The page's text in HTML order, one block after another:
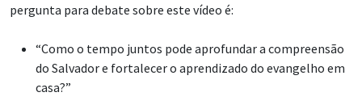
pergunta para debate sobre este vídeo é:
“Como o tempo juntos pode aprofundar a compreensão
do Salvador e fortalecer o aprendizado do evangelho em
casa?”